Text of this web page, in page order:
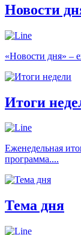
Новости
«Новости дня» –
Итоги
Еженедельная
программа....
Тема дня